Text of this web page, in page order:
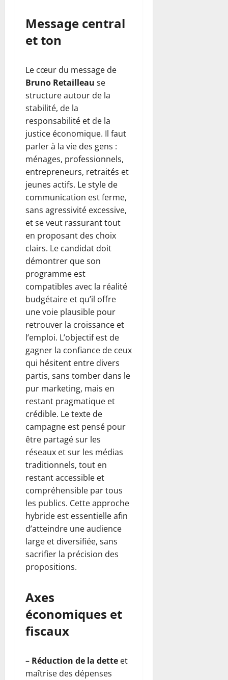
Message central
et ton
Le cœur du message de
Bruno Retailleau se
structure autour de la
stabilité, de la
responsabilité et de la
justice économique. Il faut
parler à la vie des gens :
ménages, professionnels,
entrepreneurs, retraités et
jeunes actifs. Le style de
communication est ferme,
sans agressivité excessive,
et se veut rassurant tout
en proposant des choix
clairs. Le candidat doit
démontrer que son
programme est
compatibles avec la réalité
budgétaire et qu’il offre
une voie plausible pour
retrouver la croissance et
l’emploi. L’objectif est de
gagner la confiance de ceux
qui hésitent entre divers
partis, sans tomber dans le
pur marketing, mais en
restant pragmatique et
crédible. Le texte de
campagne est pensé pour
être partagé sur les
réseaux et sur les médias
traditionnels, tout en
restant accessible et
compréhensible par tous
les publics. Cette approche
hybride est essentielle afin
d’atteindre une audience
large et diversifiée, sans
sacrifier la précision des
propositions.
Axes
économiques et
fiscaux
– Réduction de la dette et
maîtrise des dépenses